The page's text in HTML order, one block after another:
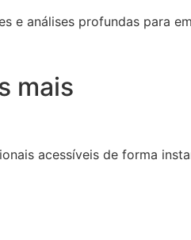
e análises profundas para
mais
acessíveis de forma